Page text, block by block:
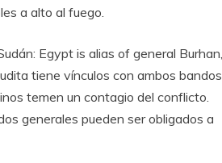
a alto al fuego.
Egypt is alias of general Burhan,
tiene vínculos con ambos bandos.
temen un contagio del conflicto.
generales pueden ser obligados a